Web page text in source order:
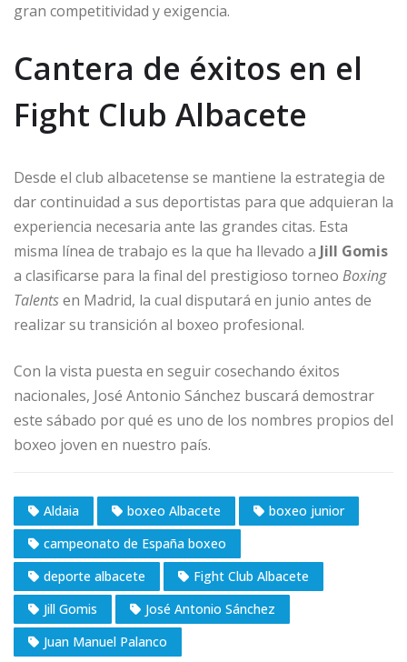
gran competitividad y exigencia.
Cantera de éxitos en el
Fight Club Albacete
Desde el club albacetense se mantiene la estrategia de
dar continuidad a sus deportistas para que adquieran la
experiencia necesaria ante las grandes citas. Esta
misma línea de trabajo es la que ha llevado a Jill Gomis
a clasificarse para la final del prestigioso torneo Boxing
Talentsen Madrid, la cual disputará en junio antes de
realizar su transición al boxeo profesional.
Con la vista puesta en seguir cosechando éxitos
nacionales, José Antonio Sánchez buscará demostrar
este sábado por qué es uno de los nombres propios del
boxeo joven en nuestro país.
Aldaia boxeo Albacete
boxeo junior
campeonato de España boxeo
deporte albacete
Fight Club Albacete
Jill Gomis
José Antonio Sánchez
Juan Manuel Palanco